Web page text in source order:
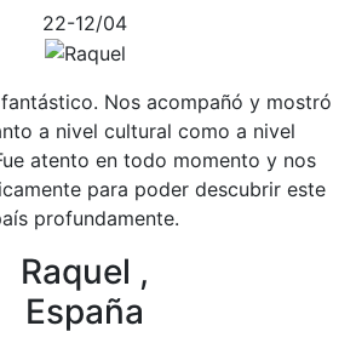
22-12/04
Nos acompañó y mostró
a nivel cultural como a nivel
atento en todo momento y nos
para poder descubrir este
profundamente.
Raquel ,
España